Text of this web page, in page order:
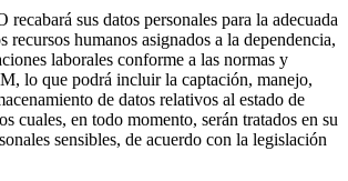
sus datos personales para la adecuada
recursos humanos asignados a la dependencia,
laborales conforme a las normas y
lo que podrá incluir la captación, manejo,
de datos relativos al estado de
cuales, en todo momento, serán tratados en su
sensibles, de acuerdo con la legislación